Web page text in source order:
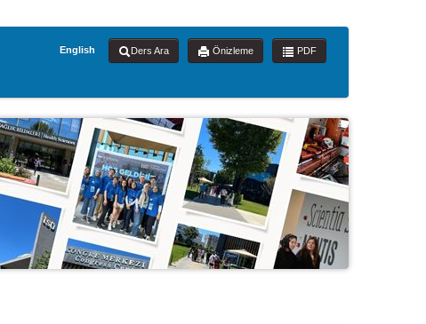
English Ders Ara Önizleme PDF